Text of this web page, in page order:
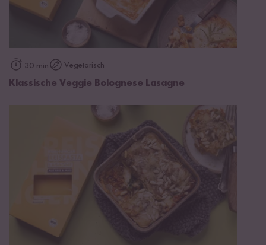
30 min Vegetarisch
Klassische Veggie Bolognese Lasagne